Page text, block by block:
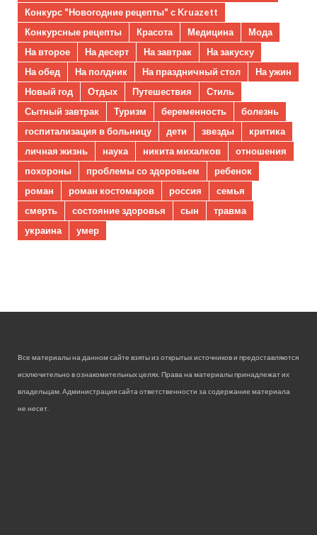
Конкурс "Новогодние рецепты" с Kruazett
Конкурсные рецепты
Красота Медицина
Мода
На второе
На десерт На завтрак
На закуску
На обед
На полдник На праздничный стол
На ужин
Новый год
Отдых Путешествия
Стиль
Сытный завтрак
Туризм беременность
болезнь
госпитализация в больницу
дети звезды
критика
личная жизнь
наука никита михалков
отношения
похороны
проблемы со здоровьем
ребенок
роман
роман костомаров россия
семья
смерть
состояние здоровья сын
травма
украина
умер
Все материалы на данном сайте взяты из открытых источников и предоставляются
исключительно в ознакомительных целях. Права на материалы принадлежат их
владельцам. Администрация сайта ответственности за содержание материала
не несет.